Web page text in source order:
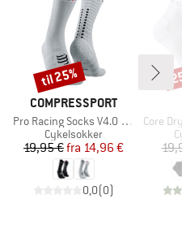
MÆRKE
COMPRESSPORT
Artikel
Pro Racing Socks V4.0 Ultralight Bike
Produktgruppe
Cykelsokker
Pris
19,95 € Nedsat pris
fra 14,96 €
0,0(0)
Rabat
til 25%
Artikel
Core Dry